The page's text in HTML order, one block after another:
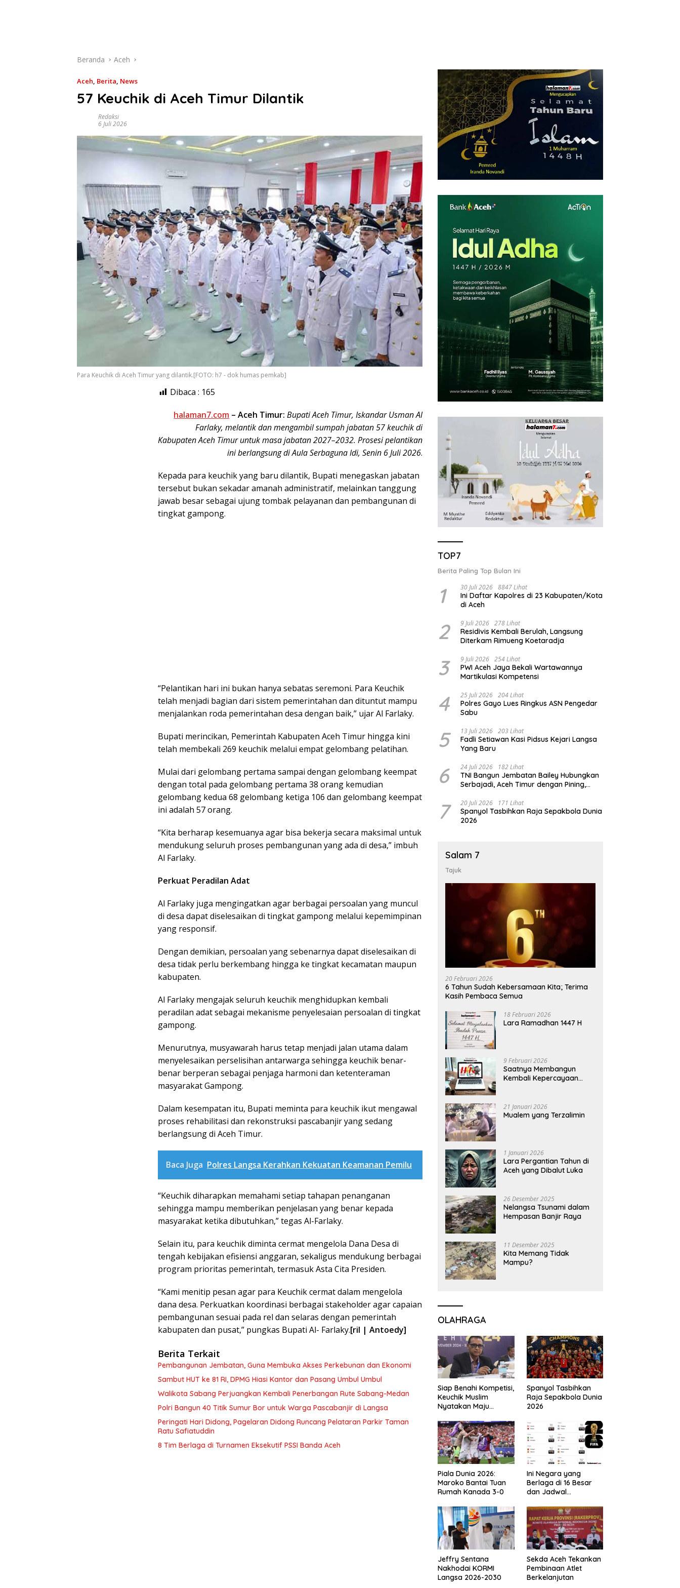
Beranda Aceh
Aceh, Berita, News
57 Keuchik di Aceh Timur Dilantik
Redaksi
6 Juli 2026
Para Keuchik di Aceh Timur yang dilantik.[FOTO: h7 - dok humas pemkab]
Dibaca : 165
halaman7.com –Aceh Timur: Bupati Aceh Timur, Iskandar Usman Al
Farlaky, melantik dan mengambil sumpah jabatan 57 keuchik di
Kabupaten Aceh Timur untuk masa jabatan 2027–2032. Prosesi pelantikan
ini berlangsung di Aula Serbaguna Idi, Senin 6 Juli 2026.
Kepada para keuchik yang baru dilantik, Bupati menegaskan jabatan
tersebut bukan sekadar amanah administratif, melainkan tanggung
jawab besar sebagai ujung tombak pelayanan dan pembangunan di
tingkat gampong.
“Pelantikan hari ini bukan hanya sebatas seremoni. Para Keuchik
telah menjadi bagian dari sistem pemerintahan dan dituntut mampu
menjalankan roda pemerintahan desa dengan baik,” ujar Al Farlaky.
Bupati merincikan, Pemerintah Kabupaten Aceh Timur hingga kini
telah membekali 269 keuchik melalui empat gelombang pelatihan.
Mulai dari gelombang pertama sampai dengan gelombang keempat
dengan total pada gelombang pertama 38 orang kemudian
gelombang kedua 68 gelombang ketiga 106 dan gelombang keempat
ini adalah 57 orang.
“Kita berharap kesemuanya agar bisa bekerja secara maksimal untuk
mendukung seluruh proses pembangunan yang ada di desa,” imbuh
Al Farlaky.
Perkuat Peradilan Adat
Al Farlaky juga mengingatkan agar berbagai persoalan yang muncul
di desa dapat diselesaikan di tingkat gampong melalui kepemimpinan
yang responsif.
Dengan demikian, persoalan yang sebenarnya dapat diselesaikan di
desa tidak perlu berkembang hingga ke tingkat kecamatan maupun
kabupaten.
Al Farlaky mengajak seluruh keuchik menghidupkan kembali
peradilan adat sebagai mekanisme penyelesaian persoalan di tingkat
gampong.
Menurutnya, musyawarah harus tetap menjadi jalan utama dalam
menyelesaikan perselisihan antarwarga sehingga keuchik benar-
benar berperan sebagai penjaga harmoni dan ketenteraman
masyarakat Gampong.
Dalam kesempatan itu, Bupati meminta para keuchik ikut mengawal
proses rehabilitasi dan rekonstruksi pascabanjir yang sedang
berlangsung di Aceh Timur.
Baca Juga Polres Langsa Kerahkan Kekuatan Keamanan Pemilu
“Keuchik diharapkan memahami setiap tahapan penanganan
sehingga mampu memberikan penjelasan yang benar kepada
masyarakat ketika dibutuhkan,” tegas Al-Farlaky.
Selain itu, para keuchik diminta cermat mengelola Dana Desa di
tengah kebijakan efisiensi anggaran, sekaligus mendukung berbagai
program prioritas pemerintah, termasuk Asta Cita Presiden.
“Kami menitip pesan agar para Keuchik cermat dalam mengelola
dana desa. Perkuatkan koordinasi berbagai stakeholder agar capaian
pembangunan sesuai pada rel dan selaras dengan pemerintah
kabupaten dan pusat,” pungkas Bupati Al- Farlaky.[ril | Antoedy]
Berita Terkait
Pembangunan Jembatan, Guna Membuka Akses Perkebunan dan Ekonomi
Sambut HUT ke 81 RI, DPMG Hiasi Kantor dan Pasang Umbul Umbul
Walikota Sabang Perjuangkan Kembali Penerbangan Rute Sabang-Medan
Polri Bangun 40 Titik Sumur Bor untuk Warga Pascabanjir di Langsa
Peringati Hari Didong, Pagelaran Didong Runcang Pelataran Parkir Taman
Ratu Safiatuddin
8 Tim Berlaga di Turnamen Eksekutif PSSI Banda Aceh
TOP7
Berita Paling Top Bulan Ini
1 30 Juli 2026 8847 Lihat
Ini Daftar Kapolres di 23 Kabupaten/Kota
di Aceh
2 9 Juli 2026 278 Lihat
Residivis Kembali Berulah, Langsung
Diterkam Rimueng Koetaradja
3 9 Juli 2026 254 Lihat
PWI Aceh Jaya Bekali Wartawannya
Martikulasi Kompetensi
4 25 Juli 2026 204 Lihat
Polres Gayo Lues Ringkus ASN Pengedar
Sabu
5 13 Juli 2026 203 Lihat
Fadli Setiawan Kasi Pidsus Kejari Langsa
Yang Baru
6 24 Juli 2026 182 Lihat
TNI Bangun Jembatan Bailey Hubungkan
Serbajadi, Aceh Timur dengan Pining,
7 20 Juli 2026 171 Lihat
Spanyol Tasbihkan Raja Sepakbola Dunia
2026
Salam 7
Tajuk
20 Februari 2026
6 Tahun Sudah Kebersamaan Kita; Terima
Kasih Pembaca Semua
18 Februari 2026
Lara Ramadhan 1447 H
9 Februari 2026
Saatnya Membangun
Kembali Kepercayaan
21 Januari 2026
Mualem yang Terzalimin
1 Januari 2026
Lara Pergantian Tahun di
Aceh yang Dibalut Luka
26 Desember 2025
Nelangsa Tsunami dalam
Hempasan Banjir Raya
11 Desember 2025
Kita Memang Tidak
Mampu?
OLAHRAGA
Siap Benahi Kompetisi,
Keuchik Muslim
Nyatakan Maju
Asprov PSSI Aceh
Spanyol Tasbihkan
Raja Sepakbola Dunia
2026
Piala Dunia 2026:
Maroko Bantai Tuan
Rumah Kanada 3-0
Ini Negara yang
Berlaga di 16 Besar
dan Jadwal
Perdelapan final Piala
Dunia 2026
Jeffry Sentana
Nakhodai KORMI
Langsa 2026-2030
Sekda Aceh Tekankan
Pembinaan Atlet
Berkelanjutan